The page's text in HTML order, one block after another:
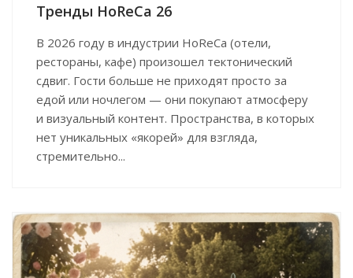
Тренды HoReCa 26
В 2026 году в индустрии HoReCa (отели,
рестораны, кафе) произошел тектонический
сдвиг. Гости больше не приходят просто за
едой или ночлегом — они покупают атмосферу
и визуальный контент. Пространства, в которых
нет уникальных «якорей» для взгляда,
стремительно...